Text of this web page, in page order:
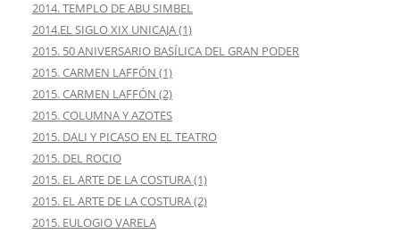
2014. TEMPLO DE ABU SIMBEL
2014.EL SIGLO XIX UNICAJA (1)
2015. 50 ANIVERSARIO BASÍLICA DEL GRAN PODER
2015. CARMEN LAFFÓN (1)
2015. CARMEN LAFFÓN (2)
2015. COLUMNA Y AZOTES
2015. DALI Y PICASO EN EL TEATRO
2015. DEL ROCIO
2015. EL ARTE DE LA COSTURA (1)
2015. EL ARTE DE LA COSTURA (2)
2015. EULOGIO VARELA